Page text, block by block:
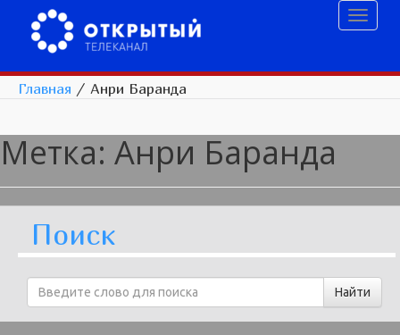
Главная / Анри Баранда
Метка: Анри Баранда
Поиск